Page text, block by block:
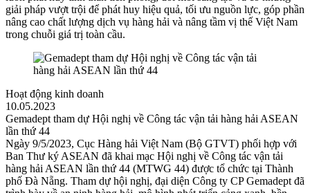
giải pháp vượt trội để phát huy hiệu quả, tối ưu nguồn lực, góp phần
nâng cao chất lượng dịch vụ hàng hải và nâng tầm vị thế Việt Nam
trong chuỗi giá trị toàn cầu.
Hoạt động kinh doanh
10.05.2023
Gemadept tham dự Hội nghị về Công tác vận tải hàng hải ASEAN
lần thứ 44
Ngày 9/5/2023, Cục Hàng hải Việt Nam (Bộ GTVT) phối hợp với
Ban Thư ký ASEAN đã khai mạc Hội nghị về Công tác vận tải
hàng hải ASEAN lần thứ 44 (MTWG 44) được tổ chức tại Thành
phố Đà Nẵng. Tham dự hội nghị, đại diện Công ty CP Gemadept đã